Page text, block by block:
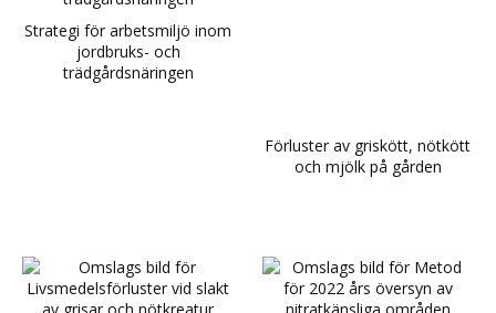
Strategi för arbetsmiljö inom
jordbruks- och
trädgårdsnäringen
Förluster av griskött, nötkött
och mjölk på gården